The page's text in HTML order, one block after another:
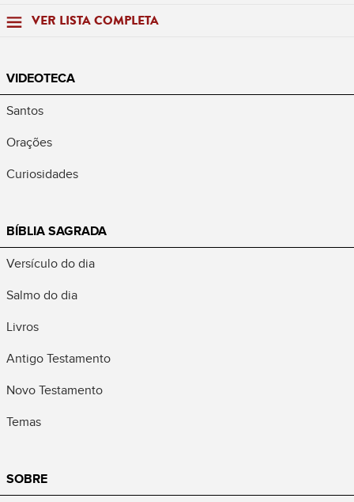
VER LISTA COMPLETA
VIDEOTECA
Santos
Orações
Curiosidades
BÍBLIA SAGRADA
Versículo do dia
Salmo do dia
Livros
Antigo Testamento
Novo Testamento
Temas
SOBRE